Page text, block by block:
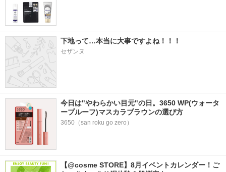
下地って…本当に大事ですよね！！！
セザンヌ
今日は"やわらかい目元"の日。3650 WP(ウォータ
ープルーフ)マスカラブラウンの選び方
3650（san roku go zero）
【@cosme STORE】8月イベントカレンダー！ご